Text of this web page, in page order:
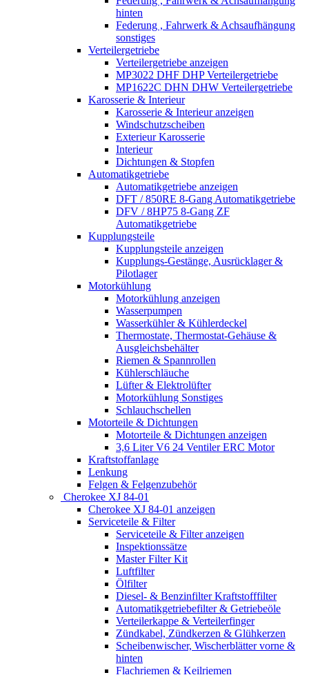
hinten
Federung , Fahrwerk & Achsaufhängung
sonstiges
Verteilergetriebe
Verteilergetriebe anzeigen
MP3022 DHF DHP Verteilergetriebe
MP1622C DHN DHW Verteilergetriebe
Karosserie & Interieur
Karosserie & Interieur anzeigen
Windschutzscheiben
Exterieur Karosserie
Interieur
Dichtungen & Stopfen
Automatikgetriebe
Automatikgetriebe anzeigen
DFT / 850RE 8-Gang Automatikgetriebe
DFV / 8HP75 8-Gang ZF
Automatikgetriebe
Kupplungsteile
Kupplungsteile anzeigen
Kupplungs-Gestänge, Ausrücklager &
Pilotlager
Motorkühlung
Motorkühlung anzeigen
Wasserpumpen
Wasserkühler & Kühlerdeckel
Thermostate, Thermostat-Gehäuse &
Ausgleichsbehälter
Riemen & Spannrollen
Kühlerschläuche
Lüfter & Elektrolüfter
Motorkühlung Sonstiges
Schlauchschellen
Motorteile & Dichtungen
Motorteile & Dichtungen anzeigen
3,6 Liter V6 24 Ventiler ERC Motor
Kraftstoffanlage
Lenkung
Felgen & Felgenzubehör
Cherokee XJ 84-01
Cherokee XJ 84-01 anzeigen
Serviceteile & Filter
Serviceteile & Filter anzeigen
Inspektionssätze
Master Filter Kit
Luftfilter
Ölfilter
Diesel- & Benzinfilter Kraftstofffilter
Automatikgetriebefilter & Getriebeöle
Verteilerkappe & Verteilerfinger
Zündkabel, Zündkerzen & Glühkerzen
Scheibenwischer, Wischerblätter vorne &
hinten
Flachriemen & Keilriemen